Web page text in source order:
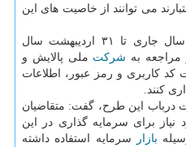
می توانند از خاصیت های این
فلاحتیان اضافه كرد: ۲۹ اسفند سال جاری تا ۳۱ اردیبهشت سال
مراجعه به شركت ملی پالایش و
كاربری و رمز عبور، اطلاعات
كنند.
درباب این طرح، گفت: متقاضیان
مورد نیاز برای سرمایه گذاری در این
بازار
سرمایه استفاده داشته